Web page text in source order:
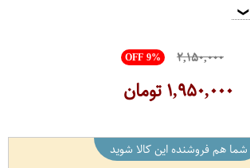
❯
OFF 9% ۲,۱۵۰,۰۰۰
۱,۹۵۰,۰۰۰تومان
شما هم فروشنده این کالا شوید